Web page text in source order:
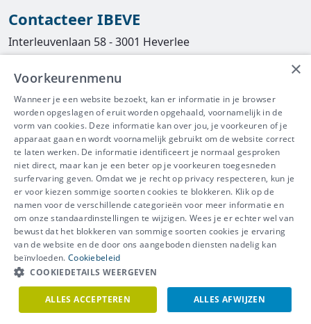
Contacteer IBEVE
Interleuvenlaan 58 - 3001 Heverlee
016/390490
info@ibeve.be
asbest@ibeve.be
Ondernemingsnummer: 0436 612 044
IBEVE maakt deel uit van Groep
IDEWE
Disclaimer-Privacy-Cookiebeleid
Meer vragen? Neem
meteen contact op.
×
Voorkeurenmenu
Wanneer je een website bezoekt, kan er informatie in je browser
worden opgeslagen of eruit worden opgehaald, voornamelijk in de
vorm van cookies. Deze informatie kan over jou, je voorkeuren of je
apparaat gaan en wordt voornamelijk gebruikt om de website correct
te laten werken. De informatie identificeert je normaal gesproken
niet direct, maar kan je een beter op je voorkeuren toegesneden
surfervaring geven. Omdat we je recht op privacy respecteren, kun je
er voor kiezen sommige soorten cookies te blokkeren. Klik op de
namen voor de verschillende categorieën voor meer informatie en
om onze standaardinstellingen te wijzigen. Wees je er echter wel van
bewust dat het blokkeren van sommige soorten cookies je ervaring
van de website en de door ons aangeboden diensten nadelig kan
beïnvloeden. Cookiebeleid
COOKIEDETAILS WEERGEVEN
ALLES ACCEPTEREN ALLES AFWIJZEN